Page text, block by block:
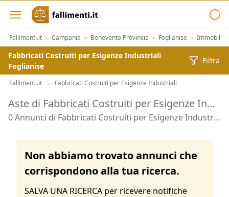
Fallimenti.it > Campania > Benevento Provincia > Foglianise > Immobiliari
Fabbricati Costruiti per Esigenze Industriali
Foglianise
Filtra
Fallimenti.it > Fabbricati Costruiti per Esigenze Industriali
Aste di Fabbricati Costruiti per Esigenze Industriali Foglianise
0 Annunci di Fabbricati Costruiti per Esigenze Industriali - Foglianise
Non abbiamo trovato annunci che
corrispondono alla tua ricerca.
SALVA UNA RICERCA per ricevere notifiche